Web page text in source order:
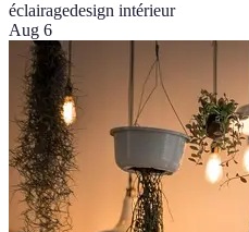
éclairagedesign intérieur
Aug 6